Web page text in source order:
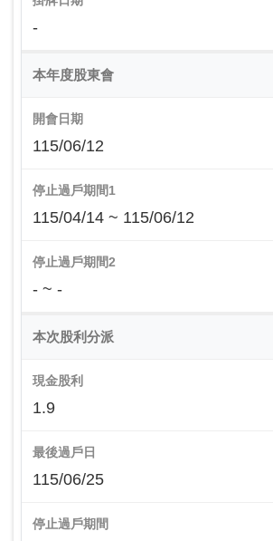
-
本年度股東會
開會日期
115/06/12
停止過戶期間1
115/04/14 ~ 115/06/12
停止過戶期間2
- ~ -
本次股利分派
現金股利
1.9
最後過戶日
115/06/25
停止過戶期間